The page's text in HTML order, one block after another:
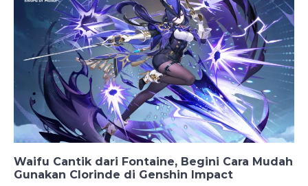
Waifu Cantik dari Fontaine, Begini Cara Mudah
Gunakan Clorinde di Genshin Impact